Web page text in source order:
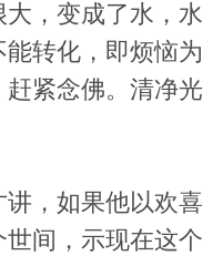
，变成了水，水
转化，即烦恼为
紧念佛。清净光
，如果他以欢喜
间，示现在这个